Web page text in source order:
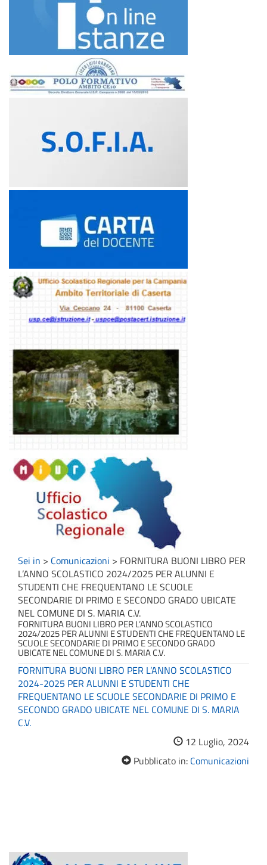
Sei in > Comunicazioni > FORNITURA BUONI LIBRO PER
L’ANNO SCOLASTICO 2024/2025 PER ALUNNI E
STUDENTI CHE FREQUENTANO LE SCUOLE
SECONDARIE DI PRIMO E SECONDO GRADO UBICATE
NEL COMUNE DI S. MARIA C.V.
FORNITURA BUONI LIBRO PER L’ANNO SCOLASTICO
2024/2025 PER ALUNNI E STUDENTI CHE FREQUENTANO LE
SCUOLE SECONDARIE DI PRIMO E SECONDO GRADO
UBICATE NEL COMUNE DI S. MARIA C.V.
FORNITURA BUONI LIBRO PER L’ANNO SCOLASTICO
2024-2025 PER ALUNNI E STUDENTI CHE
FREQUENTANO LE SCUOLE SECONDARIE DI PRIMO E
SECONDO GRADO UBICATE NEL COMUNE DI S. MARIA
C.V.
12 Luglio, 2024
Pubblicato in: Comunicazioni